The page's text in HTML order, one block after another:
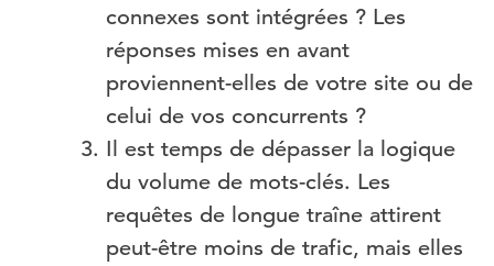
connexes sont intégrées ? Les
réponses mises en avant
proviennent-elles de votre site ou de
celui de vos concurrents ?
Il est temps de dépasser la logique
du volume de mots-clés. Les
requêtes de longue traîne attirent
peut-être moins de trafic, mais elles